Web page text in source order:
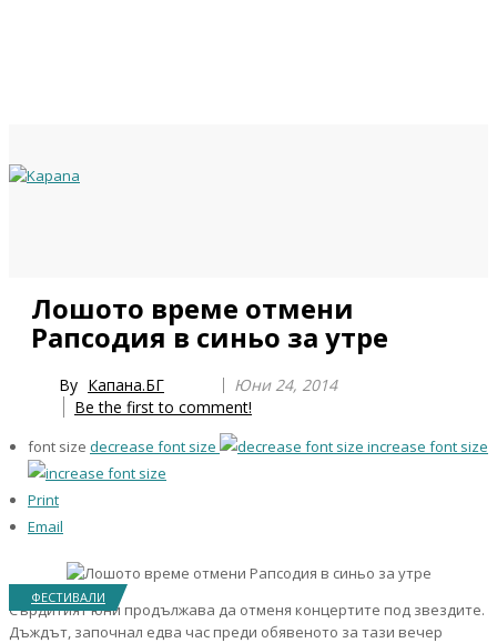
Лошото време отмени
Рапсодия в синьо за утре
By Капана.БГ
Юни 24, 2014
Be the first to comment!
font size decrease font size increase font size
Print
Email
ФЕСТИВАЛИ
Сърдитият юни продължава да отменя концертите под звездите.
Дъждът, започнал едва час преди обявеното за тази вечер
Year
Month
Year
Month